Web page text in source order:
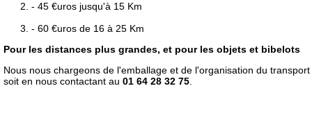
- 45 €uros jusqu'à 15 Km
- 60 €uros de 16 à 25 Km
Pour les distances plus grandes, et pour les objets et bibelots
Nous nous chargeons de l'emballage et de l'organisation du
soit en nous contactant au 01 64 28 32 75